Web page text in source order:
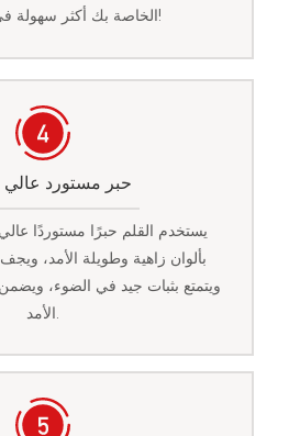
الخاصة بك أكثر سهولة في الاستخدام!
حبر مستورد عالي
يستخدم القلم حبرًا مستوردًا عالي
بألوان زاهية وطويلة الأمد،
ويتمتع بثبات جيد في الضوء،